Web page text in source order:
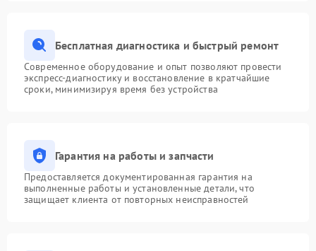
Бесплатная диагностика и быстрый ремонт
Современное оборудование и опыт позволяют провести
экспресс-диагностику и восстановление в кратчайшие
сроки, минимизируя время без устройства
Гарантия на работы и запчасти
Предоставляется документированная гарантия на
выполненные работы и установленные детали, что
защищает клиента от повторных неисправностей